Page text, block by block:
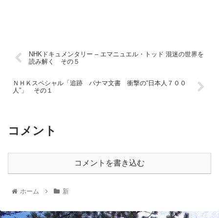
NHKドキュメンタリー – エマニュエル・トッド 混迷の世界を
読み解く その５
ＮＨＫスペシャル「追跡 パナマ文書 衝撃の“日本人７００
人”」 その１
コメント
コメントを書き込む
ホーム 新